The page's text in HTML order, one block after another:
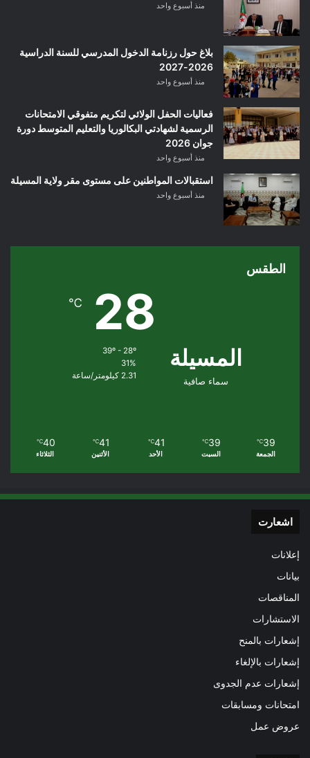
منذ أسبوع واحد
بلاغ حول رزنامة الدخول المدرسي للسنة الدراسية
2026-2027
منذ أسبوع واحد
فعاليات الحفل الولائي لتكريم متفوقي الامتحانات
الرسمية لشهادتي البكالوريا والتعليم المتوسط دورة
جوان 2026
منذ أسبوع واحد
استقبالات المواطنين على مستوى مقر ولاية المسيلة
منذ أسبوع واحد
الطقس
المسيلة
سماء صافية
28
℃
39º - 28º
31%
2.31 كيلومتر/ساعة
39
℃
الجمعة
39
℃
السبت
41
℃
الأحد
41
℃
الأثنين
40
℃
الثلاثاء
اشعارت
إعلانات
بيانات
المناقصات
الاستشارات
إشعارات بالمنح
إشعارات بالإلغاء
إشعارات عدم الجدوى
امتحانات ومسابقات
عروض عمل